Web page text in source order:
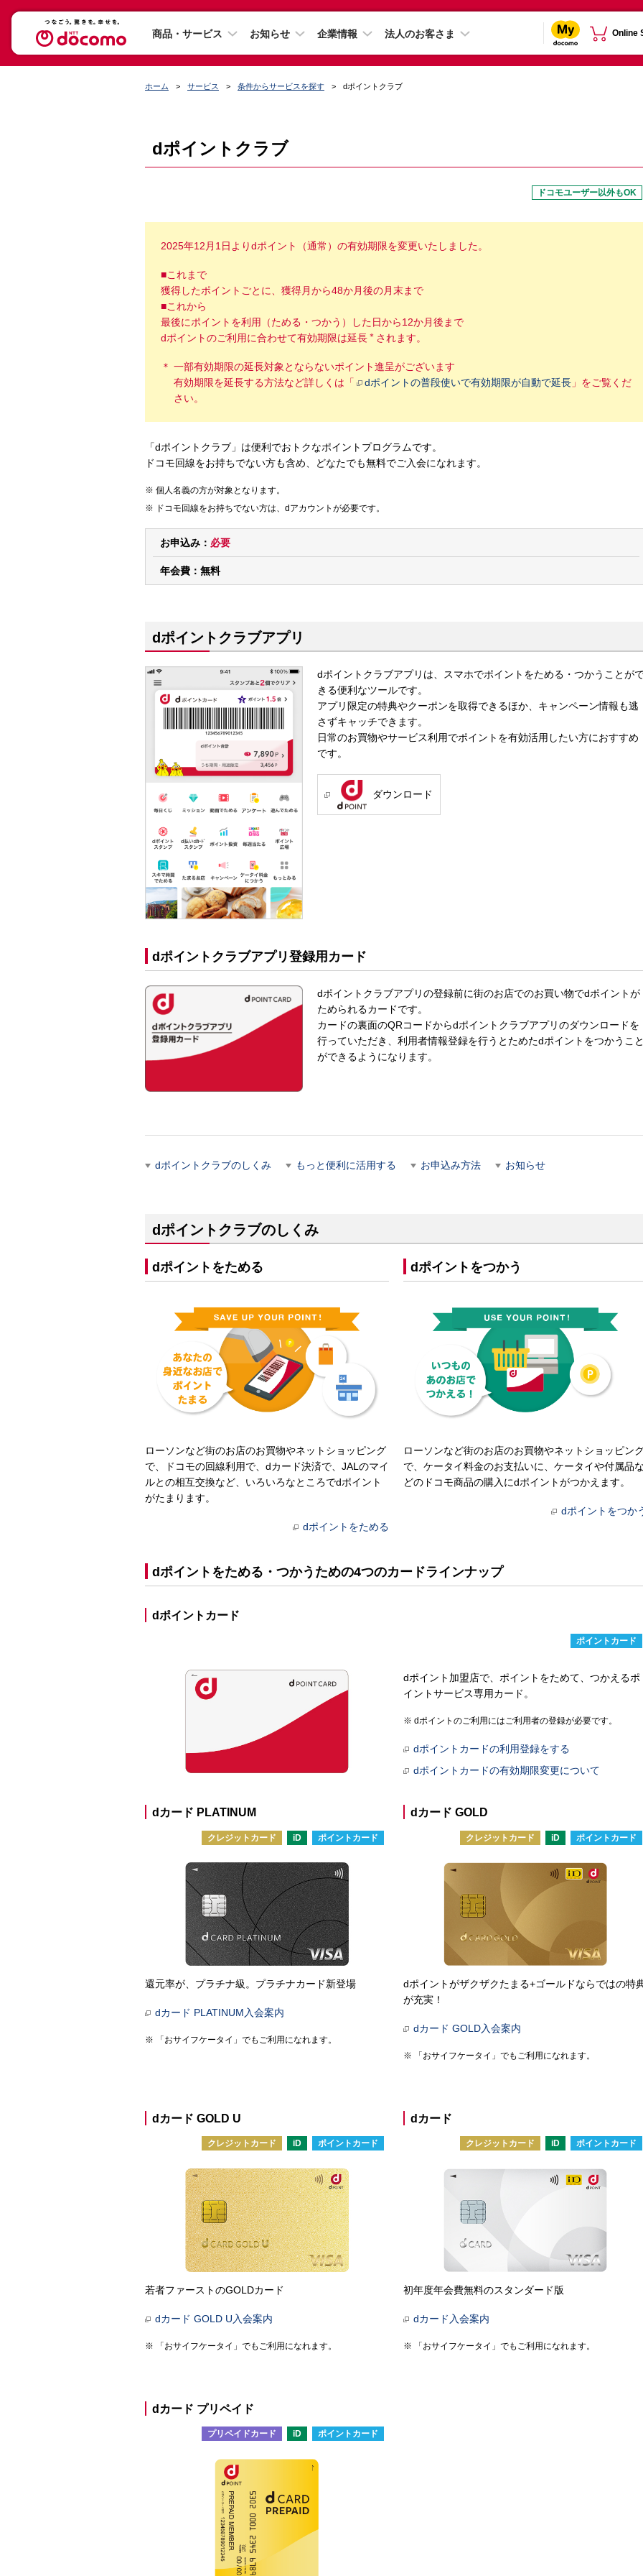
商品・サービス お知らせ 企業情報 法人のお客さま Online
ホーム サービス 条件からサービスを探す dポイントクラブ
dポイントクラブ
ドコモユーザー以外もOK
2025年12月1日よりdポイント（通常）の有効期限を変更いたしました。
■これまで
獲得したポイントごとに、獲得月から48か月後の月末まで
■これから
最後にポイントを利用（ためる・つかう）した日から12か月後まで
dポイントのご利用に合わせて有効期限は延長 ＊ されます。
一部有効期限の延長対象とならないポイント進呈がございます
有効期限を延長する方法など詳しくは「
dポイントの普段使いで有効期限が自動で延長」をご覧くだ
さい。
「dポイントクラブ」は便利でおトクなポイントプログラムです。
ドコモ回線をお持ちでない方も含め、どなたでも無料でご入会になれます。
個人名義の方が対象となります。
ドコモ回線をお持ちでない方は、dアカウントが必要です。
お申込み： 必要
年会費： 無料
dポイントクラブアプリ
dポイントクラブアプリは、スマホでポイントをためる・つかうことが
きる便利なツールです。
アプリ限定の特典やクーポンを取得できるほか、キャンペーン情報も逃
さずキャッチできます。
日常のお買物やサービス利用でポイントを有効活用したい方におすすめ
です。
ダウンロード
dポイントクラブアプリ登録用カード
dポイントクラブアプリの登録前に街のお店でのお買い物でdポイントが
ためられるカードです。
カードの裏面のQRコードからdポイントクラブアプリのダウンロードを
行っていただき、利用者情報登録を行うとためたdポイントをつかうこと
ができるようになります。
dポイントクラブのしくみ もっと便利に活用する お申込み方法 お知らせ
dポイントクラブのしくみ
dポイントをためる
ローソンなど街のお店のお買物やネットショッピング
で、ドコモの回線利用で、dカード決済で、JALのマイ
ルとの相互交換など、いろいろなところでdポイント
がたまります。
dポイントをためる
dポイントをつかう
ローソンなど街のお店のお買物やネットショッピン
で、ケータイ料金のお支払いに、ケータイや付属品な
どのドコモ商品の購入にdポイントがつかえます。
dポイントをつか
dポイントをためる・つかうための4つのカードラインナップ
dポイントカード
ポイントカード
dポイント加盟店で、ポイントをためて、つかえるポ
イントサービス専用カード。
dポイントのご利用にはご利用者の登録が必要です。
dポイントカードの利用登録をする
dポイントカードの有効期限変更について
dカード PLATINUM
クレジットカード iD ポイントカード
還元率が、プラチナ級。プラチナカード新登場
dカード PLATINUM入会案内
「おサイフケータイ」でもご利用になれます。
dカード GOLD
クレジットカード iD ポイントカード
dポイントがザクザクたまる+ゴールドならではの特
が充実！
dカード GOLD入会案内
「おサイフケータイ」でもご利用になれます。
dカード GOLD U
クレジットカード iD ポイントカード
若者ファーストのGOLDカード
dカード GOLD U入会案内
「おサイフケータイ」でもご利用になれます。
dカード
クレジットカード iD ポイントカード
初年度年会費無料のスタンダード版
dカード入会案内
「おサイフケータイ」でもご利用になれます。
dカード プリペイド
プリペイドカード iD ポイントカード